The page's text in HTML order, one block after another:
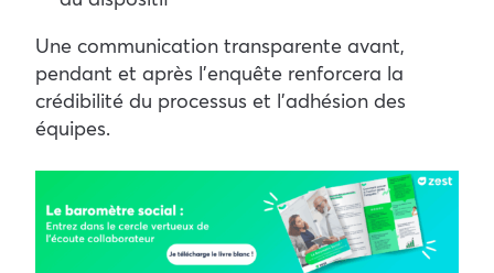
Une communication transparente avant,
pendant et après l’enquête renforcera la
crédibilité du processus et l’adhésion des
équipes.